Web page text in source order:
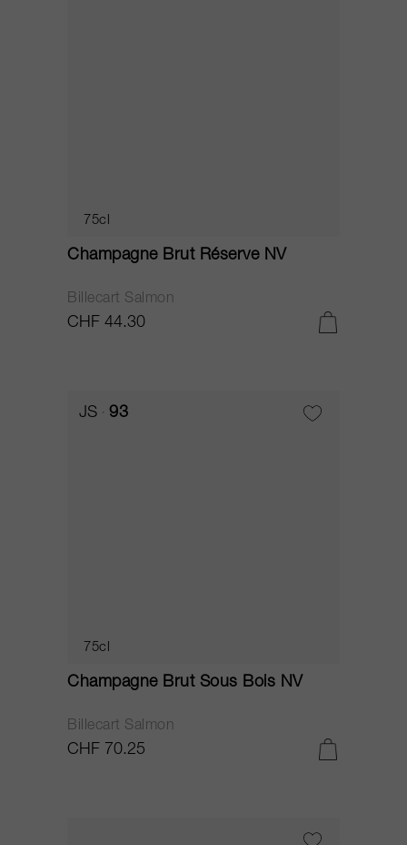
75cl
Champagne Brut Réserve NV
Billecart Salmon
CHF 44.30
JS 93
75cl
Champagne Brut Sous Bois NV
Billecart Salmon
CHF 70.25